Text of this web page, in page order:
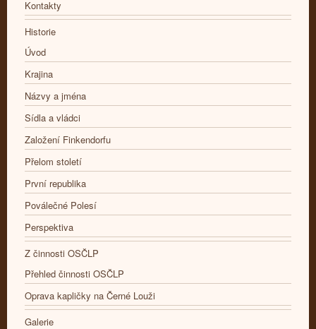
Kontakty
Historie
Úvod
Krajina
Názvy a jména
Sídla a vládci
Založení Finkendorfu
Přelom století
První republika
Poválečné Polesí
Perspektiva
Z činnosti OSČLP
Přehled činnosti OSČLP
Oprava kapličky na Černé Louži
Galerie